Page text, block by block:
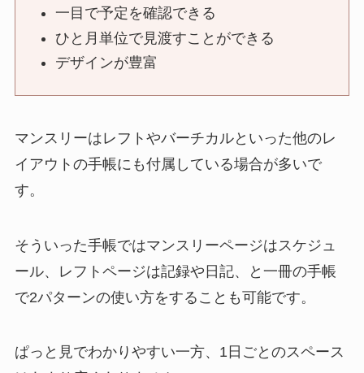
一目で予定を確認できる
ひと月単位で見渡すことができる
デザインが豊富
マンスリーはレフトやバーチカルといった他のレ
イアウトの手帳にも付属している場合が多いで
す。
そういった手帳ではマンスリーページはスケジュ
ール、レフトページは記録や日記、と一冊の手帳
で2パターンの使い方をすることも可能です。
ぱっと見でわかりやすい一方、1日ごとのスペース